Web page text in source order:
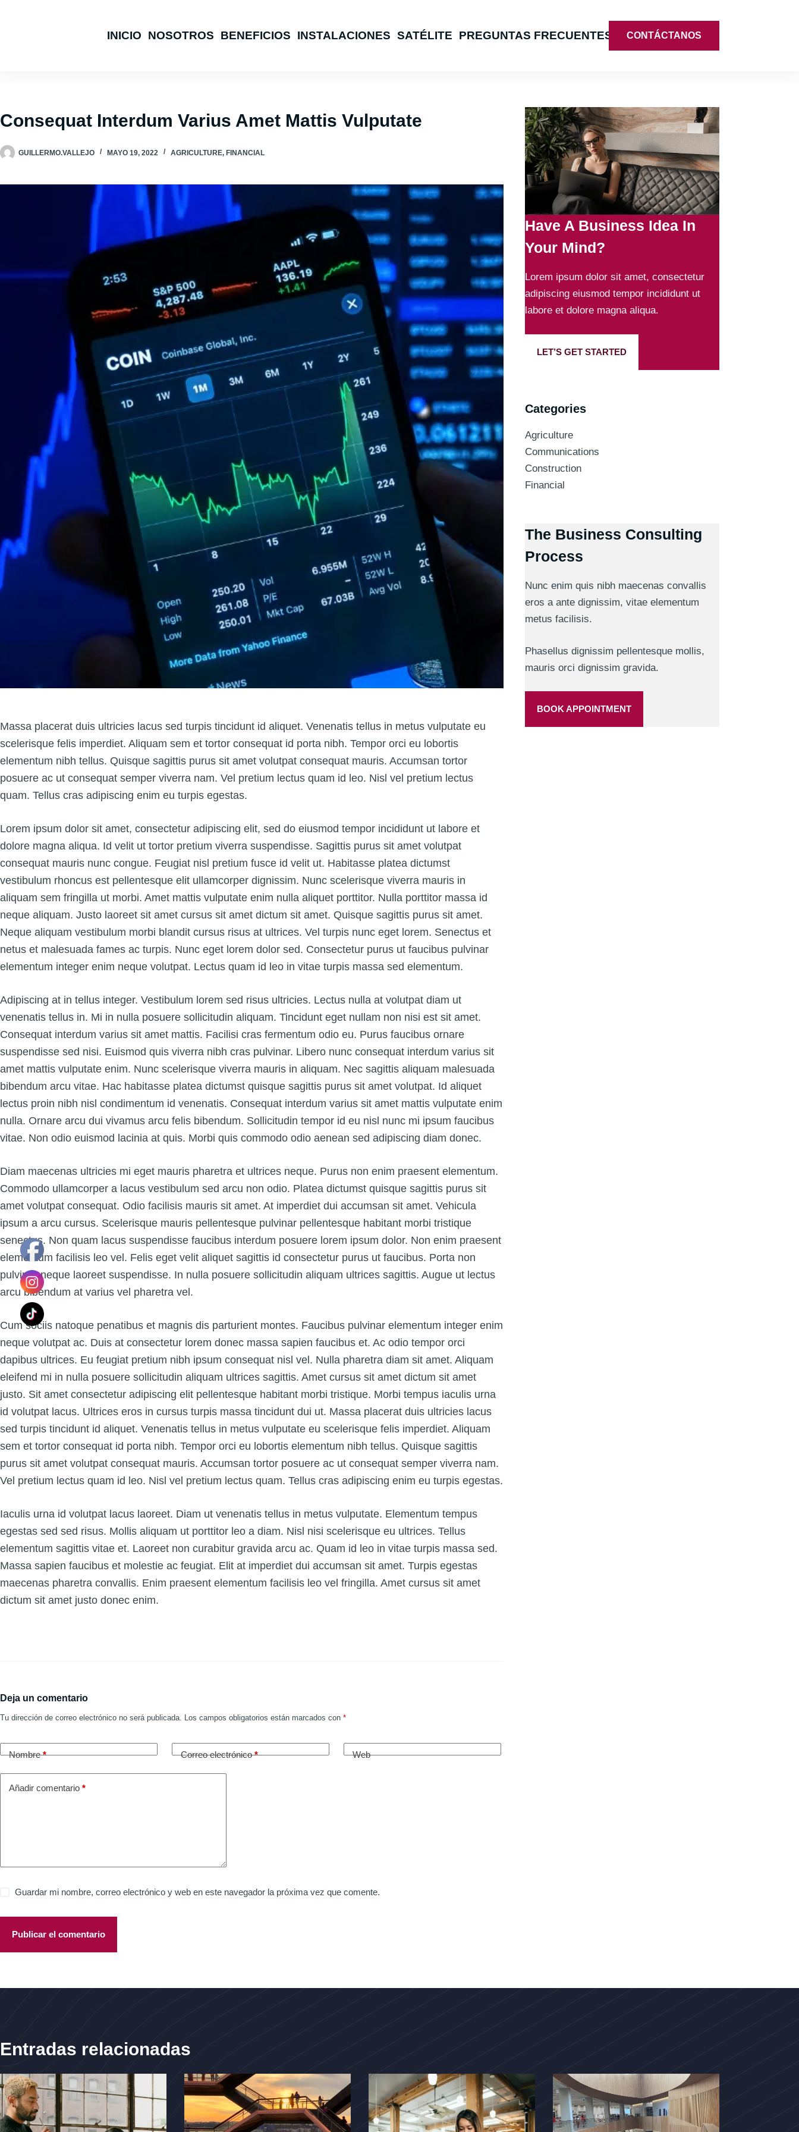
INICIO NOSOTROS BENEFICIOS INSTALACIONES SATÉLITE PREGUNTAS FRECUENTES CONTÁCTANOS
Consequat Interdum Varius Amet Mattis Vulputate
GUILLERMO.VALLEJO MAYO 19, 2022 AGRICULTURE, FINANCIAL
Massa placerat duis ultricies lacus sed turpis tincidunt id aliquet. Venenatis tellus in metus vulputate eu
scelerisque felis imperdiet. Aliquam sem et tortor consequat id porta nibh. Tempor orci eu lobortis
elementum nibh tellus. Quisque sagittis purus sit amet volutpat consequat mauris. Accumsan tortor
posuere ac ut consequat semper viverra nam. Vel pretium lectus quam id leo. Nisl vel pretium lectus
quam. Tellus cras adipiscing enim eu turpis egestas.
Lorem ipsum dolor sit amet, consectetur adipiscing elit, sed do eiusmod tempor incididunt ut labore et
dolore magna aliqua. Id velit ut tortor pretium viverra suspendisse. Sagittis purus sit amet volutpat
consequat mauris nunc congue. Feugiat nisl pretium fusce id velit ut. Habitasse platea dictumst
vestibulum rhoncus est pellentesque elit ullamcorper dignissim. Nunc scelerisque viverra mauris in
aliquam sem fringilla ut morbi. Amet mattis vulputate enim nulla aliquet porttitor. Nulla porttitor massa id
neque aliquam. Justo laoreet sit amet cursus sit amet dictum sit amet. Quisque sagittis purus sit amet.
Neque aliquam vestibulum morbi blandit cursus risus at ultrices. Vel turpis nunc eget lorem. Senectus et
netus et malesuada fames ac turpis. Nunc eget lorem dolor sed. Consectetur purus ut faucibus pulvinar
elementum integer enim neque volutpat. Lectus quam id leo in vitae turpis massa sed elementum.
Adipiscing at in tellus integer. Vestibulum lorem sed risus ultricies. Lectus nulla at volutpat diam ut
venenatis tellus in. Mi in nulla posuere sollicitudin aliquam. Tincidunt eget nullam non nisi est sit amet.
Consequat interdum varius sit amet mattis. Facilisi cras fermentum odio eu. Purus faucibus ornare
suspendisse sed nisi. Euismod quis viverra nibh cras pulvinar. Libero nunc consequat interdum varius sit
amet mattis vulputate enim. Nunc scelerisque viverra mauris in aliquam. Nec sagittis aliquam malesuada
bibendum arcu vitae. Hac habitasse platea dictumst quisque sagittis purus sit amet volutpat. Id aliquet
lectus proin nibh nisl condimentum id venenatis. Consequat interdum varius sit amet mattis vulputate enim
nulla. Ornare arcu dui vivamus arcu felis bibendum. Sollicitudin tempor id eu nisl nunc mi ipsum faucibus
vitae. Non odio euismod lacinia at quis. Morbi quis commodo odio aenean sed adipiscing diam donec.
Diam maecenas ultricies mi eget mauris pharetra et ultrices neque. Purus non enim praesent elementum.
Commodo ullamcorper a lacus vestibulum sed arcu non odio. Platea dictumst quisque sagittis purus sit
amet volutpat consequat. Odio facilisis mauris sit amet. At imperdiet dui accumsan sit amet. Vehicula
ipsum a arcu cursus. Scelerisque mauris pellentesque pulvinar pellentesque habitant morbi tristique
senectus. Non quam lacus suspendisse faucibus interdum posuere lorem ipsum dolor. Non enim praesent
elementum facilisis leo vel. Felis eget velit aliquet sagittis id consectetur purus ut faucibus. Porta non
pulvinar neque laoreet suspendisse. In nulla posuere sollicitudin aliquam ultrices sagittis. Augue ut lectus
arcu bibendum at varius vel pharetra vel.
Cum sociis natoque penatibus et magnis dis parturient montes. Faucibus pulvinar elementum integer enim
neque volutpat ac. Duis at consectetur lorem donec massa sapien faucibus et. Ac odio tempor orci
dapibus ultrices. Eu feugiat pretium nibh ipsum consequat nisl vel. Nulla pharetra diam sit amet. Aliquam
eleifend mi in nulla posuere sollicitudin aliquam ultrices sagittis. Amet cursus sit amet dictum sit amet
justo. Sit amet consectetur adipiscing elit pellentesque habitant morbi tristique. Morbi tempus iaculis urna
id volutpat lacus. Ultrices eros in cursus turpis massa tincidunt dui ut. Massa placerat duis ultricies lacus
sed turpis tincidunt id aliquet. Venenatis tellus in metus vulputate eu scelerisque felis imperdiet. Aliquam
sem et tortor consequat id porta nibh. Tempor orci eu lobortis elementum nibh tellus. Quisque sagittis
purus sit amet volutpat consequat mauris. Accumsan tortor posuere ac ut consequat semper viverra nam.
Vel pretium lectus quam id leo. Nisl vel pretium lectus quam. Tellus cras adipiscing enim eu turpis egestas.
Iaculis urna id volutpat lacus laoreet. Diam ut venenatis tellus in metus vulputate. Elementum tempus
egestas sed sed risus. Mollis aliquam ut porttitor leo a diam. Nisl nisi scelerisque eu ultrices. Tellus
elementum sagittis vitae et. Laoreet non curabitur gravida arcu ac. Quam id leo in vitae turpis massa sed.
Massa sapien faucibus et molestie ac feugiat. Elit at imperdiet dui accumsan sit amet. Turpis egestas
maecenas pharetra convallis. Enim praesent elementum facilisis leo vel fringilla. Amet cursus sit amet
dictum sit amet justo donec enim.
Deja un comentario
Tu dirección de correo electrónico no será publicada. Los campos obligatorios están marcados con *
Nombre* Correo electrónico* Web
Añadir comentario *
Guardar mi nombre, correo electrónico y web en este navegador la próxima vez que comente.
Publicar el comentario
Have A Business Idea In
Your Mind?
Lorem ipsum dolor sit amet, consectetur
adipiscing eiusmod tempor incididunt ut
labore et dolore magna aliqua.
LET’S GET STARTED
Categories
Agriculture
Communications
Construction
Financial
The Business Consulting
Process
Nunc enim quis nibh maecenas convallis
eros a ante dignissim, vitae elementum
metus facilisis.
Phasellus dignissim pellentesque mollis,
mauris orci dignissim gravida.
BOOK APPOINTMENT
Entradas relacionadas